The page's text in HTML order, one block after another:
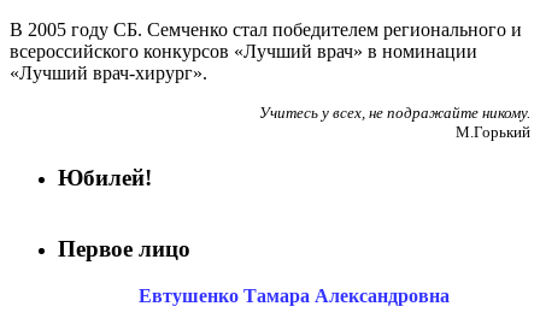
В 2005 году СБ. Семченко стал победителем регионального и
всероссийского конкурсов «Лучший врач» в номинации
«Лучший врач-хирург».
Учитесь у всех, не подражайте никому.
М.Горький
Юбилей!
Первое лицо
Евтушенко Тамара Александровна